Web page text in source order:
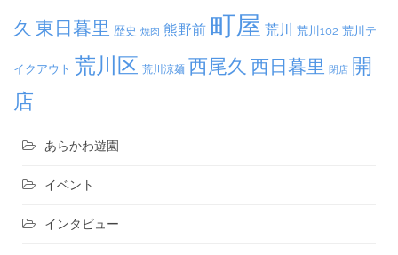
久 東日暮里 歴史 焼肉 熊野前 町屋 荒川 荒川102 荒川テ
イクアウト 荒川区 荒川涼麺 西尾久 西日暮里 閉店 開
店
あらかわ遊園
イベント
インタビュー